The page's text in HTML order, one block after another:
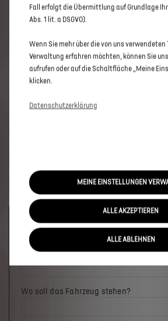
Welches Fahrzeug möchten Sie?
Wo soll das Fahrzeug stehen?
Fall erfolgt die Übermittlung auf Grundlage
Abs. 1 lit. a DSGVO).
Wenn Sie mehr über die von uns verwendeten
Verwaltung erfahren möchten, können Sie
aufrufen oder auf die Schaltfläche „Meine
klicken.
Datenschutzerklärung
MEINE EINSTELLUNGEN
ALLE AKZEPTIEREN
ALLE ABLEHNEN